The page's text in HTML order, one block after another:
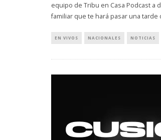
equipo de Tribu en Casa Podcast a
familiar que te hará pasar una tarde
EN VIVOS NACIONALES NOTICIAS